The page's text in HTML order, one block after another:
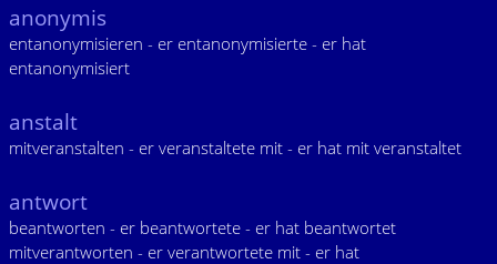
anonymis
entanonymisieren - er entanonymisierte - er hat
entanonymisiert
anstalt
mitveranstalten - er veranstaltete mit - er hat mit veranstaltet
antwort
beantworten - er beantwortete - er hat beantwortet
mitverantworten - er verantwortete mit - er hat